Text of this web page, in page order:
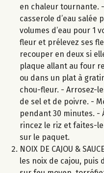
en chaleur tournante.
casserole d’eau salée
volumes d’eau pour 1
fleur et prélevez ses
recouper en deux si
plaque allant au four
ou dans un plat à
chou-fleur. - Arrosez-
de sel et de poivre. -
pendant 30 minutes. -
rincez le riz et faites-
sur le paquet.
NOIX DE CAJOU &
les noix de cajou, puis